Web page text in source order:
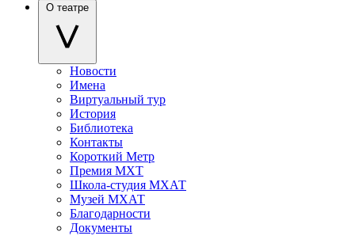
О театре
Новости
Имена
Виртуальный тур
История
Библиотека
Контакты
Короткий Метр
Премия МХТ
Школа-студия МХАТ
Музей МХАТ
Благодарности
Документы